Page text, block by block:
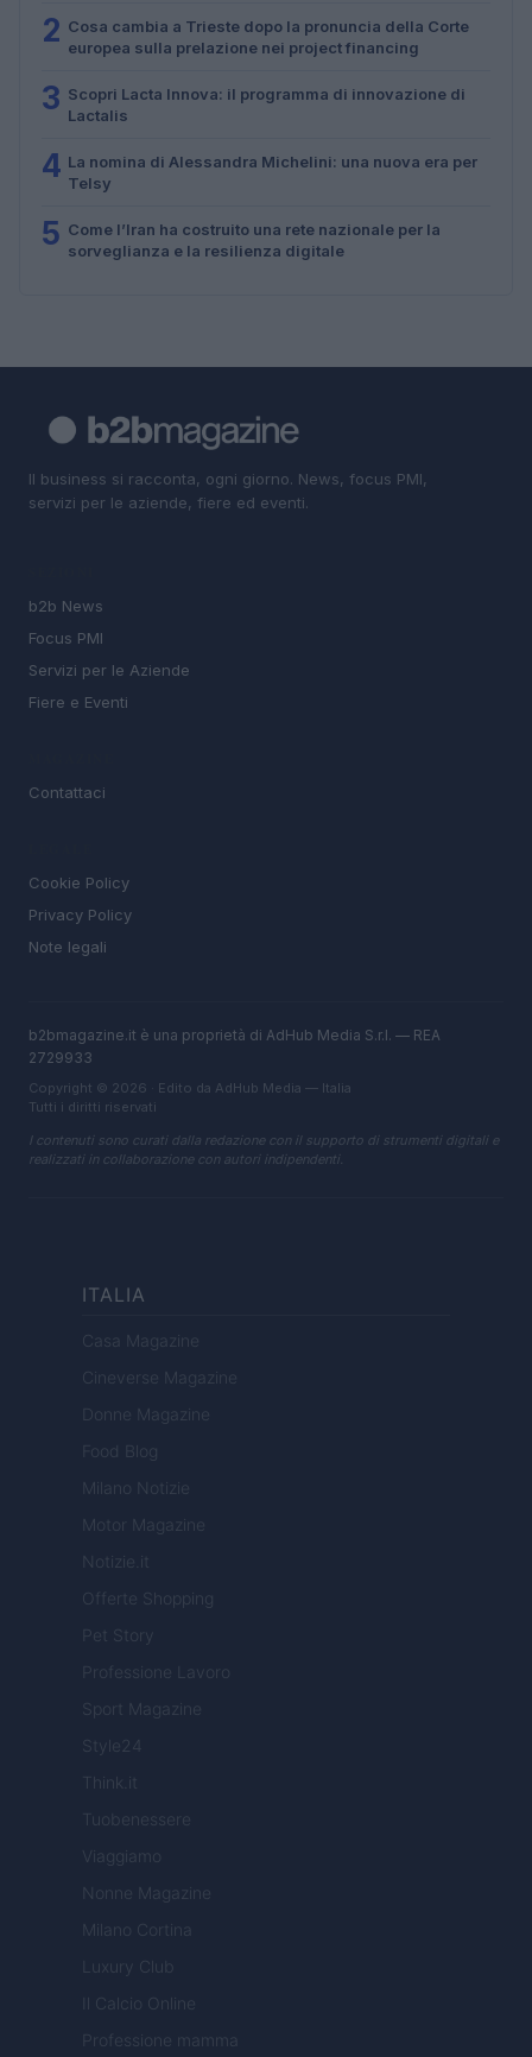
2 Cosa cambia a Trieste dopo la pronuncia della Corte
europea sulla prelazione nei project financing
3 Scopri Lacta Innova: il programma di innovazione di
Lactalis
4 La nomina di Alessandra Michelini: una nuova era per
Telsy
5 Come l’Iran ha costruito una rete nazionale per la
sorveglianza e la resilienza digitale
Il business si racconta, ogni giorno. News, focus PMI,
servizi per le aziende, fiere ed eventi.
b2b News
Focus PMI
Servizi per le Aziende
Fiere e Eventi
Contattaci
Cookie Policy
Privacy Policy
Note legali
b2bmagazine.it è una proprietà di AdHub Media S.r.l. — REA
2729933
Copyright © 2026 · Edito da AdHub Media — Italia
Tutti i diritti riservati
I contenuti sono curati dalla redazione con il supporto di strumenti digitali e
realizzati in collaborazione con autori indipendenti.
ITALIA
Casa Magazine
Cineverse Magazine
Donne Magazine
Food Blog
Milano Notizie
Motor Magazine
Notizie.it
Offerte Shopping
Pet Story
Professione Lavoro
Sport Magazine
Style24
Think.it
Tuobenessere
Viaggiamo
Nonne Magazine
Milano Cortina
Luxury Club
Il Calcio Online
Professione mamma